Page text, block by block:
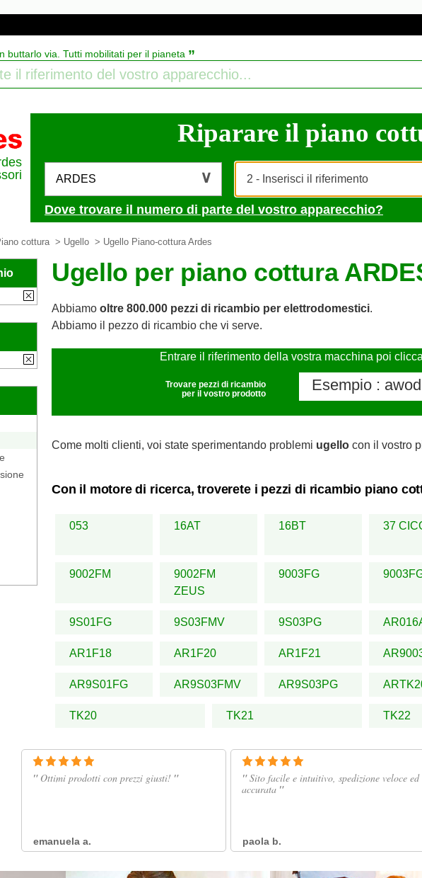
buttarlo via. Tutti mobilitati per il pianeta ”
Riparare il piano
ARDES
Dove trovare il numero di parte del vostro apparecchio?
cottura > Ugello > Ugello Piano-cottura Ardes
Ugello per piano cottura
Abbiamo oltre 800.000 pezzi di ricambio per elettrodomestici.
Abbiamo il pezzo di ricambio che vi serve.
Entrare il riferimento della vostra macchina poi
Trovare pezzi di ricambio
per il vostro prodotto
Come molti clienti, voi state sperimentando problemi ugello con il vostro
Con il motore di ricerca, troverete i pezzi di ricambio piano
053 16AT 16BT 37
9002FM
9002FM
ZEUS
9003FG
9S01FG 9S03FMV 9S03PG
AR1F18 AR1F20 AR1F21
AR9S01FG AR9S03FMV AR9S03PG
TK20 TK21 TK22